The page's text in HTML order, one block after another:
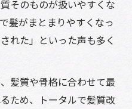
る最旬トレンドヘアの
する美容室選びのチェ
ビスで髪の悩みを解決
そのものが扱いやすくな
髪がまとまりやすくなっ
れた」といった声も多く
髪質や骨格に合わせて最
ため、トータルで髪質改